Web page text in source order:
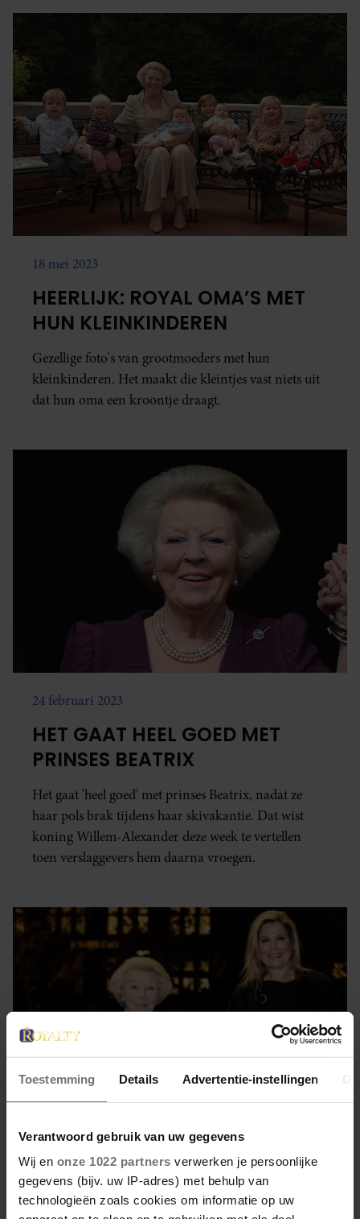
Toestemming Details Advertentie-instellingen
Verantwoord gebruik van uw gegevens
Wij en onze 1022 partners verwerken je persoonlijke
gegevens (bijv. uw IP-adres) met behulp van
technologieën zoals cookies om informatie op uw
18 mei 2023
HEERLIJK: ROYAL OMA’S MET
HUN KLEINKINDEREN
Gezellige foto's van grootmoeders met hun
kleinkinderen. Het maakt die kleintjes vast niets uit
dat hun oma een kroontje draagt.
24 februari 2023
HET GAAT HEEL GOED MET
PRINSES BEATRIX
Het gaat 'heel goed' met prinses Beatrix, nadat ze
haar pols brak tijdens haar skivakantie. Dat wist
koning Willem-Alexander deze week te vertellen
toen verslaggevers hem daarna vroegen.
7 februari 2023
MÁXIMA EN BEATRIX OP CHIC